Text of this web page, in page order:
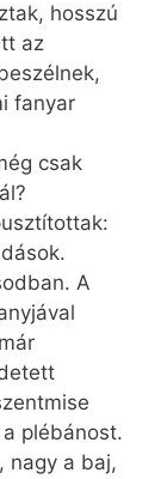
hosszú
az
fanyar
csak
A
plébánost.
nagy a baj,